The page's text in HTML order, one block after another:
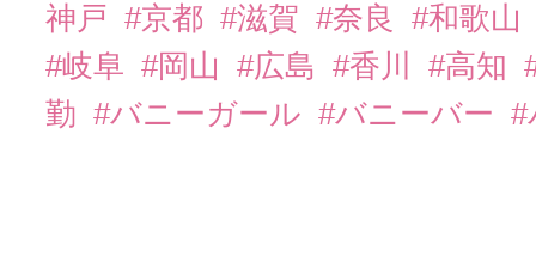
神戸 #京都 #滋賀 #奈良
#和歌山
#岐阜 #岡山 #広島 #香川 #高知
勤 #バニーガール #バニーバー #